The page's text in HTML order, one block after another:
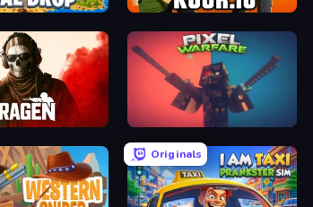
Kour.io
Pixel Warfare
Originals